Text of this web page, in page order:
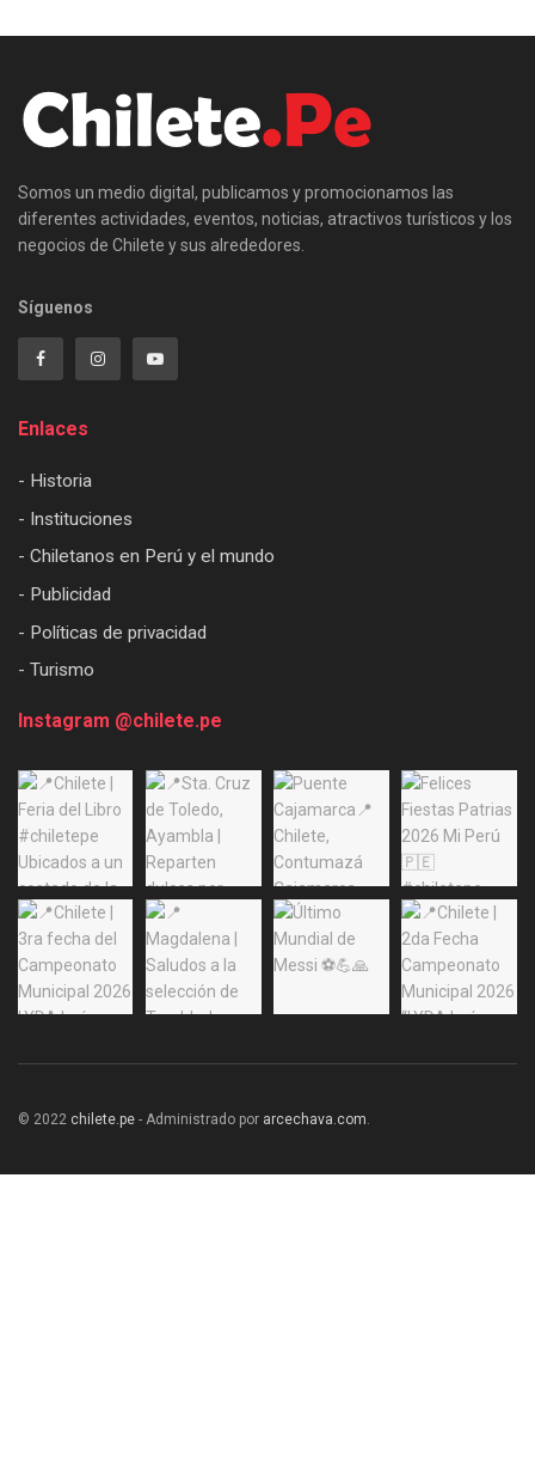
Somos un medio digital, publicamos y promocionamos las
diferentes actividades, eventos, noticias, atractivos turísticos y los
negocios de Chilete y sus alrededores.
Síguenos
Enlaces
- Historia
- Instituciones
- Chiletanos en Perú y el mundo
- Publicidad
- Políticas de privacidad
- Turismo
Instagram @chilete.pe
© 2022 chilete.pe - Administrado por arcechava.com